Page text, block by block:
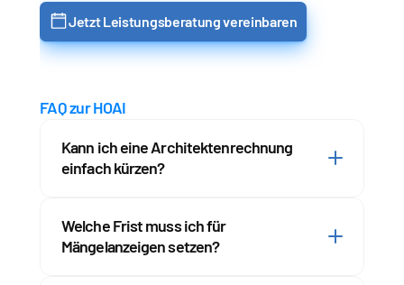
Jetzt Leistungsberatung vereinbaren
FAQ zur HOAI
Kann ich eine Architektenrechnung
einfach kürzen?
Eigenmächtig abziehen ohne sachliche Grundlage
verletzt den Vertrag. Sie müssen die Rechnung
erstmal beanstanden und konkrete Gründe (z.B.
Welche Frist muss ich für
Mängelanzeigen setzen?